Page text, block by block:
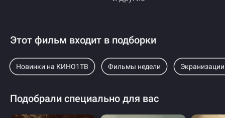
Этот фильм входит в подборки
Новинки на КИНО1ТВ Фильмы недели
Подобрали специально для вас